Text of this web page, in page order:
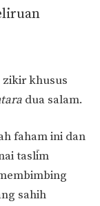
zikir khusus
dua salam.
faham ini dan
taslīm
sahih